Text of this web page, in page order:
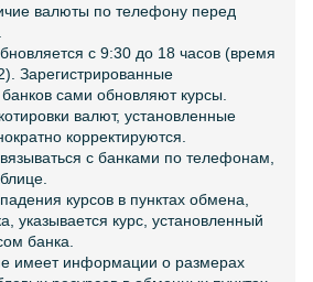
валюты по телефону перед
с 9:30 до 18 часов (время
Зарегистрированные
сами обновляют курсы.
валют, установленные
корректируются.
с банками по телефонам,
курсов в пунктах обмена,
указывается курс, установленный
банка.
имеет информации о размерах